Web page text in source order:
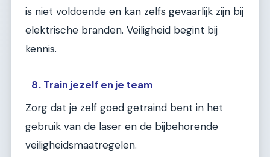
is niet voldoende en kan zelfs gevaarlijk zijn bij
elektrische branden. Veiligheid begint bij
kennis.
8. Train jezelf en je team
Zorg dat je zelf goed getraind bent in het
gebruik van de laser en de bijbehorende
veiligheidsmaatregelen.